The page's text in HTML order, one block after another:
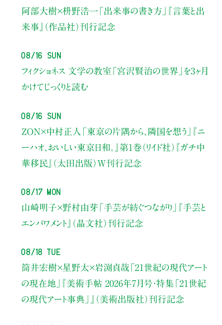
阿部大樹×枡野浩一 「出来事の書き方」
『言葉と出
来事』（作品社）刊行記念
08/16 Sun
フィクショネス 文学の教室 「宮沢賢治の世界」を3ヶ月
かけてじっくりと読む
08/16 Sun
ZON×中村正人 「東京の片隅から、隣国を想う」
『ニ
ーハオ、おいしい東京日和。』第1巻（リイド社） 『ガチ中
華移民』（太田出版）W刊行記念
08/17 Mon
山崎明子×野村由芽 「手芸が紡ぐつながり」
『手芸と
エンパワメント』（晶文社）刊行記念
08/18 Tue
筒井宏樹×星野太×岩渕貞哉 「21世紀の現代アート
の現在地」
『美術手帖 2026年7月号・特集「21世紀
の現代アート事典」』（美術出版社）刊行記念